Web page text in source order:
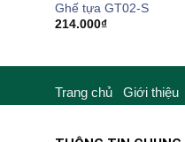
Ghế tựa GT02-S
214.000₫
Trang chủ Giới thiệu